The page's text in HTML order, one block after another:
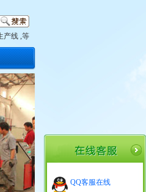
产线 ,等
QQ客服在线